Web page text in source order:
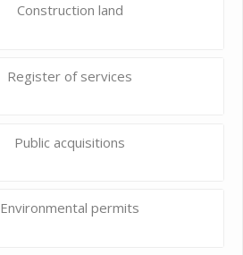
Construction land
Register of services
Public acquisitions
Environmental permits